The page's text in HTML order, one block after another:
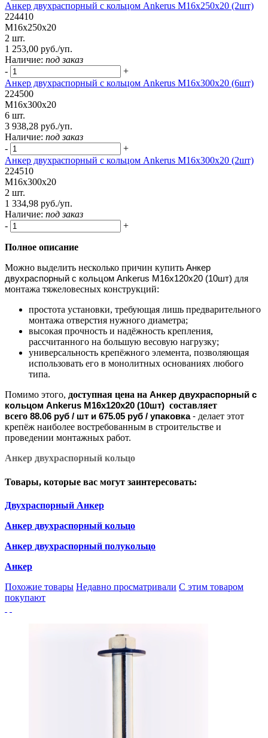
Анкер двухраспорный с кольцом Ankerus М16х250х20 (2шт)
224410
М16х250х20
2 шт.
1 253,00 руб./уп.
Наличие: под заказ
-
+
Анкер двухраспорный с кольцом Ankerus М16х300х20 (6шт)
224500
М16х300х20
6 шт.
3 938,28 руб./уп.
Наличие: под заказ
-
+
Анкер двухраспорный с кольцом Ankerus М16х300х20 (2шт)
224510
М16х300х20
2 шт.
1 334,98 руб./уп.
Наличие: под заказ
-
+
Полное описание
Можно выделить несколько причин купить Анкер
двухраспорный с кольцом Ankerus М16х120х20 (10шт) для
монтажа тяжеловесных конструкций:
простота установки, требующая лишь предварительного
монтажа отверстия нужного диаметра;
высокая прочность и надёжность крепления,
рассчитанного на большую весовую нагрузку;
универсальность крепёжного элемента, позволяющая
использовать его в монолитных основаниях любого
типа.
Помимо этого, доступная цена на Анкер двухраспорный с
кольцом Ankerus М16х120х20 (10шт) составляет
всего 88.06 руб / шт и 675.05 руб / упаковка- делает этот
крепёж наиболее востребованным в строительстве и
проведении монтажных работ.
Анкер двухраспорный кольцо
Товары, которые вас могут заинтересовать:
Двухраспорный Анкер
Анкер двухраспорный кольцо
Анкер двухраспорный полукольцо
Анкер
Похожие товары Недавно просматривали С этим товаром
покупают